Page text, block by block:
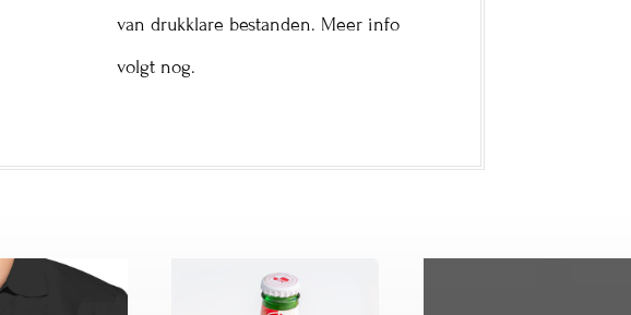
van drukklare bestanden. Meer info
volgt nog.